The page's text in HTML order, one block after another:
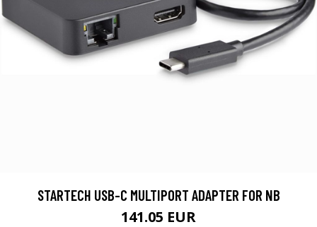
STARTECH USB-C MULTIPORT ADAPTER FOR NB
141.05 EUR